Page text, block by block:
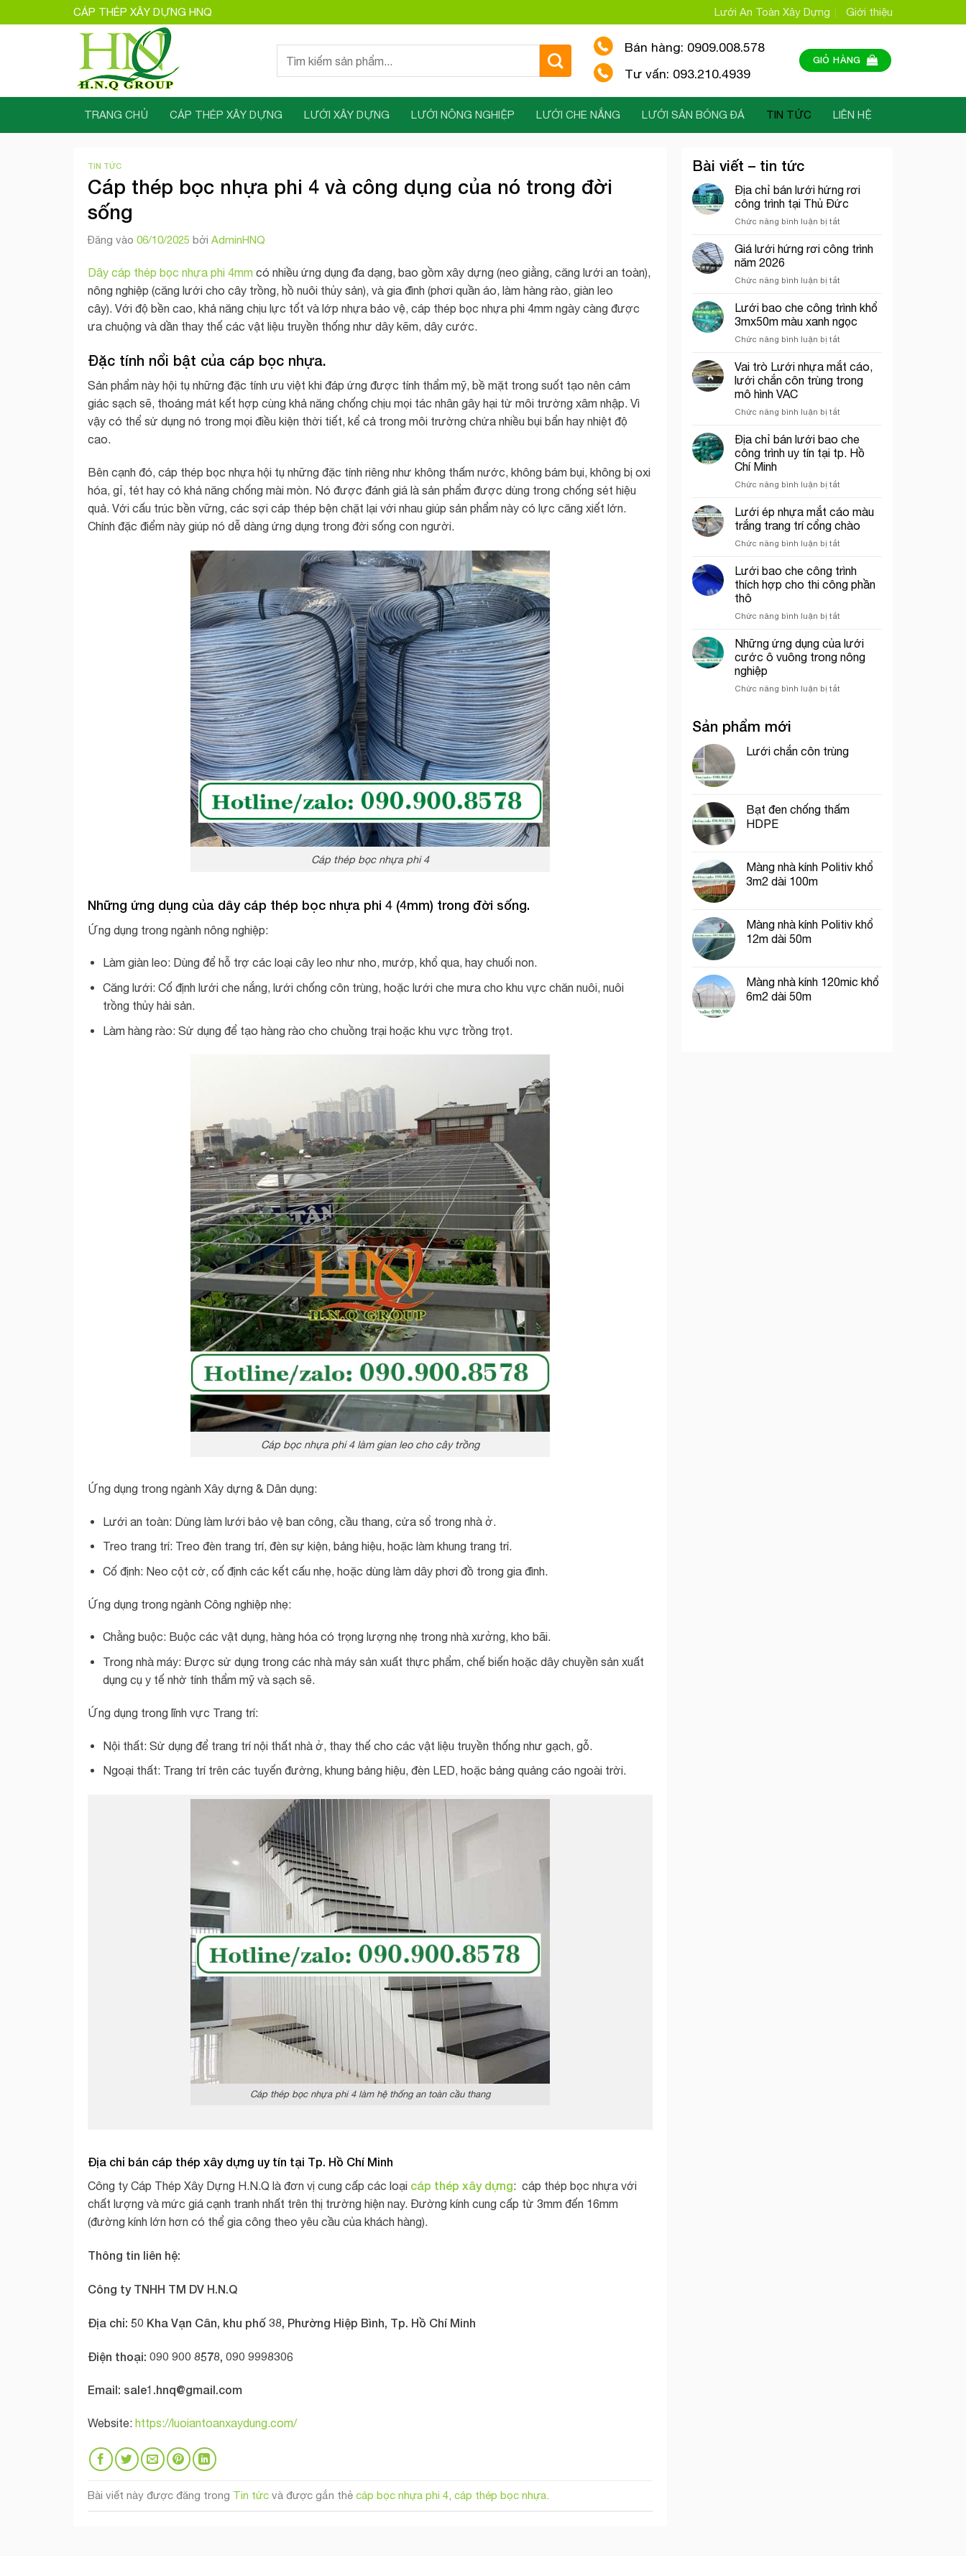
qua
CÁP THÉP XÂY DỰNG HNQ Lưới An Toàn Xây Dựng Giới thiệu
Tìm
Bán hàng: 0909.008.578
Tư vấn: 093.210.4939
GIỎ HÀNG
TRANG CHỦ CÁP THÉP XÂY DỰNG LƯỚI XÂY DỰNG LƯỚI NÔNG NGHIỆP LƯỚI CHE NẮNG LƯỚI SÂN BÓNG ĐÁ TIN TỨC LIÊN HỆ
TIN TỨC
Cáp thép bọc nhựa phi 4 và công dụng của nó trong đời
sống
Đăng vào 06/10/2025 bởi AdminHNQ
Dây cáp thép bọc nhựa phi 4mm có nhiều ứng dụng đa dạng, bao gồm xây dựng (neo giằng, căng lưới an toàn),
nông nghiệp (căng lưới cho cây trồng, hồ nuôi thủy sản), và gia đình (phơi quần áo, làm hàng rào, giàn leo
cây). Với độ bền cao, khả năng chịu lực tốt và lớp nhựa bảo vệ, cáp thép bọc nhựa phi 4mm ngày càng được
ưa chuộng và dần thay thế các vật liệu truyền thống như dây kẽm, dây cước.
Đặc tính nổi bật của cáp bọc nhựa.
Sản phẩm này hội tụ những đặc tính ưu việt khi đáp ứng được tính thẩm mỹ, bề mặt trong suốt tạo nên cảm
giác sạch sẽ, thoáng mát kết hợp cùng khả năng chống chịu mọi tác nhân gây hại từ môi trường xâm nhập. Vì
vậy có thể sử dụng nó trong mọi điều kiện thời tiết, kể cả trong môi trường chứa nhiều bụi bẩn hay nhiệt độ
cao.
Bên cạnh đó, cáp thép bọc nhựa hội tụ những đặc tính riêng như không thấm nước, không bám bụi, không bị oxi
hóa, gỉ, tét hay có khả năng chống mài mòn. Nó được đánh giá là sản phẩm được dùng trong chống sét hiệu
quả. Với cấu trúc bền vững, các sợi cáp thép bện chặt lại với nhau giúp sản phẩm này có lực căng xiết lớn.
Chính đặc điểm này giúp nó dễ dàng ứng dụng trong đời sống con người.
Cáp thép bọc nhựa phi 4
Những ứng dụng của dây cáp thép bọc nhựa phi 4 (4mm) trong đời sống.
Ứng dụng trong ngành nông nghiệp:
Làm giàn leo: Dùng để hỗ trợ các loại cây leo như nho, mướp, khổ qua, hay chuối non.
Căng lưới: Cố định lưới che nắng, lưới chống côn trùng, hoặc lưới che mưa cho khu vực chăn nuôi, nuôi
trồng thủy hải sản.
Làm hàng rào: Sử dụng để tạo hàng rào cho chuồng trại hoặc khu vực trồng trọt.
Cáp bọc nhựa phi 4 làm gian leo cho cây trồng
Ứng dụng trong ngành Xây dựng & Dân dụng:
Lưới an toàn: Dùng làm lưới bảo vệ ban công, cầu thang, cửa sổ trong nhà ở.
Treo trang trí: Treo đèn trang trí, đèn sự kiện, bảng hiệu, hoặc làm khung trang trí.
Cố định: Neo cột cờ, cố định các kết cấu nhẹ, hoặc dùng làm dây phơi đồ trong gia đình.
Ứng dụng trong ngành Công nghiệp nhẹ:
Chằng buộc: Buộc các vật dụng, hàng hóa có trọng lượng nhẹ trong nhà xưởng, kho bãi.
Trong nhà máy: Được sử dụng trong các nhà máy sản xuất thực phẩm, chế biến hoặc dây chuyền sản xuất
dụng cụ y tế nhờ tính thẩm mỹ và sạch sẽ.
Ứng dụng trong lĩnh vực Trang trí:
Nội thất: Sử dụng để trang trí nội thất nhà ở, thay thế cho các vật liệu truyền thống như gạch, gỗ.
Ngoại thất: Trang trí trên các tuyến đường, khung bảng hiệu, đèn LED, hoặc bảng quảng cáo ngoài trời.
Cáp thép bọc nhựa phi 4 làm hệ thống an toàn cầu thang
Địa chỉ bán cáp thép xây dựng uy tín tại Tp. Hồ Chí Minh
Công ty Cáp Thép Xây Dựng H.N.Q là đơn vị cung cấp các loại cáp thép xây dựng: cáp thép bọc nhựa với
chất lượng và mức giá cạnh tranh nhất trên thị trường hiện nay. Đường kính cung cấp từ 3mm đến 16mm
(đường kính lớn hơn có thể gia công theo yêu cầu của khách hàng).
Thông tin liên hệ:
Công ty TNHH TM DV H.N.Q
Địa chỉ: 50 Kha Vạn Cân, khu phố 38, Phường Hiệp Bình, Tp. Hồ Chí Minh
Điện thoại: 090 900 8578, 090 9998306
Email: sale1.hnq@gmail.com
Website: https://luoiantoanxaydung.com/
Bài viết này được đăng trong Tin tức và được gắn thẻ cáp bọc nhựa phi 4 cáp thép bọc nhựa
Bài viết – tin tức
Địa chỉ bán lưới hứng rơi
công trình tại Thủ Đức
Chức năng bình luận bị tắt
chỉ
bán
công
trình
tại
Giá lưới hứng rơi công trình
năm 2026
Chức năng bình luận bị tắt
lưới
rơi
năm
2026
Lưới bao che công trình khổ
3mx50m màu xanh ngọc
Chức năng bình luận bị tắt
bao
công
màu
xanh
ngọc
Vai trò Lưới nhựa mắt cáo,
lưới chắn côn trùng trong
mô hình VAC
Chức năng bình luận bị tắt
trò
Lưới
nhựa
chắn
côn
trùng
hình
VAC
Địa chỉ bán lưới bao che
công trình uy tín tại tp. Hồ
Chí Minh
Chức năng bình luận bị tắt
chỉ
bán
lưới
công
trình
uy
Hồ
Chí
Lưới ép nhựa mắt cáo màu
trắng trang trí cổng chào
Chức năng bình luận bị tắt
ép
nhựa
mắt
trang
cổng
Lưới bao che công trình
thích hợp cho thi công phần
thô
Chức năng bình luận bị tắt
bao
che
công
phần
Những ứng dụng của lưới
cước ô vuông trong nông
nghiệp
Chức năng bình luận bị tắt
lưới
cước
nông
Sản phẩm mới
Lưới chắn côn trùng
Bạt đen chống thấm
HDPE
Màng nhà kính Politiv khổ
3m2 dài 100m
Màng nhà kính Politiv khổ
12m dài 50m
Màng nhà kính 120mic khổ
6m2 dài 50m